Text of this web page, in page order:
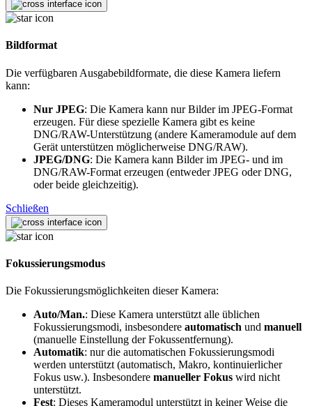
Bildformat
Die verfügbaren Ausgabebildformate, die diese Kamera liefern
kann:
Nur JPEG: Die Kamera kann nur Bilder im JPEG-Format
erzeugen. Für diese spezielle Kamera gibt es keine
DNG/RAW-Unterstützung (andere Kameramodule auf dem
Gerät unterstützen möglicherweise DNG/RAW).
JPEG/DNG: Die Kamera kann Bilder im JPEG- und im
DNG/RAW-Format erzeugen (entweder JPEG oder DNG,
oder beide gleichzeitig).
Schließen
Fokussierungsmodus
Die Fokussierungsmöglichkeiten dieser Kamera:
Auto/Man.: Diese Kamera unterstützt alle üblichen
Fokussierungsmodi, insbesondere automatisch und manuell
(manuelle Einstellung der Fokussentfernung).
Automatik: nur die automatischen Fokussierungsmodi
werden unterstützt (automatisch, Makro, kontinuierlicher
Fokus usw.). Insbesondere manueller Fokus wird nicht
unterstützt.
Fest: Dieses Kameramodul unterstützt in keiner Weise die